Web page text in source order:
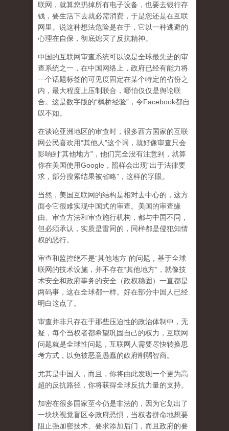
联网，就算您扔掉所有电子设备，也要去银行存
钱，要生活下去就必需消费，于是您还是在互联
网里。说这种想法危险是在于，它以一种逃避的
心理在自保，彻底熄灭了反抗精神。
中国的互联网审查系统可以说是全球最先进的审
查系统之一，在中国网络上，政府已经有能力将
一个话题标签的可见度固定在某个特定的省份之
内，最大程度上压制联合 ，哪怕仅仅是舆论联
合。这是数字版的“枫桥经验”，令Facebook都自
叹不如。
在谈论亚洲地区的审查时，很多西方国家的互联
网公民喜欢用“其他人”这个词，就好像审查只会
影响到“其他地方”，他们完全没有注意到， 就算
你在美国使用Google，照样会出现“出于法律要
求，部分搜索结果被省略”，这样的字眼。
当然，美国互联网的结构是相对去中心的，这方
面令它很难实现中国式的审查。美国的审查缘
由、审查方法和审查施行机构，都与中国不同，
但必须承认， 实质是雷同的，同样都是侵犯知情
权的恶行。
审查和监控绝不是“其他地方”的问题，基于全球
联网的技术设施，并不存在“其他地方”，就像技
术安全和政府事务的安全（政权稳固）一直都是
两码事，这在全球都一样。好在部分中国人已经
明白这点了。
审查并非只存在于那些压迫性的政治体制中，无
疑，每个当权者都希望巩固自己的权力，互联网
问题就是全球性问题，互联网人需要尽快转换思
考方式，以免被恶意愚蠢的政府削弱智商。
尤其是中国人，而且，你将由此发现一个更为高
超的反抗路径，你将获得全球反抗力量的支持。
加密在很多国家至今仍是非法的，因为它划出了
一块块视觉盲区令政府恐惧，当权者拼命地想要
阻止强加密技术、要求添加后门，而且政府的要